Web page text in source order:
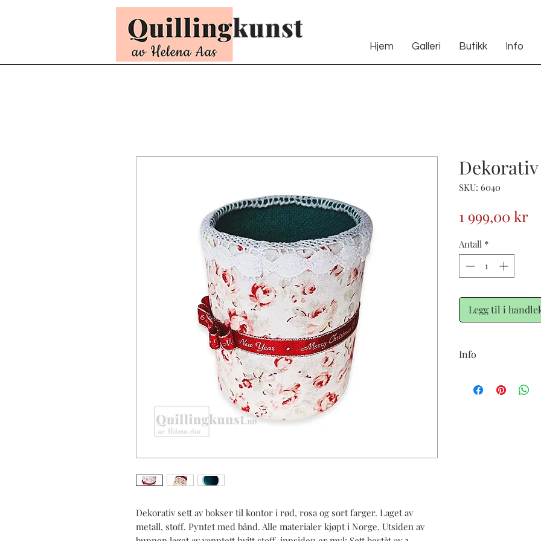
Hjem Galleri Butikk Info
Dekorativ sett av bokser til kontor i rød, rosa og sort farger. Laget av
metall, stoff. Pyntet med bånd. Alle materialer kjøpt i Norge. Utsiden av
Dekorativ
SKU: 6040
1 999,00 kr
Antall *
Legg til i
Info
denne boks, fordi